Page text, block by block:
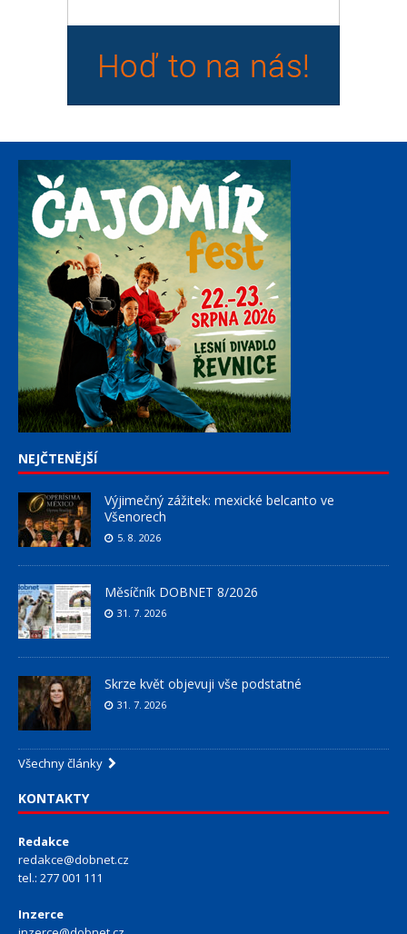
NEJČTENĚJŠÍ
Výjimečný zážitek: mexické belcanto ve
Všenorech
5. 8. 2026
Měsíčník DOBNET 8/2026
31. 7. 2026
Skrze květ objevuji vše podstatné
31. 7. 2026
Všechny články
KONTAKTY
Redakce
redakce@dobnet.cz
tel.: 277 001 111
Inzerce